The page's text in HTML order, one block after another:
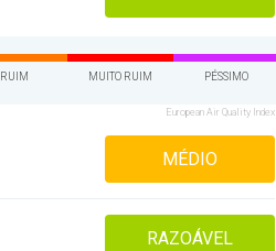
RUIM MUITO RUIM PÉSSIMO
European Air Quality Index
MÉDIO
RAZOÁVEL